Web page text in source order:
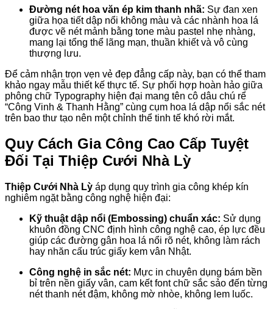
Đường nét hoa văn ép kim thanh nhã: Sự đan xen
giữa họa tiết dập nổi không màu và các nhành hoa lá
được vẽ nét mảnh bằng tone màu pastel nhẹ nhàng,
mang lại tổng thể lãng mạn, thuần khiết và vô cùng
thượng lưu.
Để cảm nhận trọn vẹn vẻ đẹp đẳng cấp này, bạn có thể tham
khảo ngay mẫu thiết kế thực tế. Sự phối hợp hoàn hảo giữa
phông chữ Typography hiện đại mang tên cô dâu chú rể
“Công Vinh & Thanh Hằng” cùng cụm hoa lá dập nổi sắc nét
trên bao thư tạo nên một chỉnh thể tinh tế khó rời mắt.
Quy Cách Gia Công Cao Cấp Tuyệt
Đối Tại Thiệp Cưới Nhà Lỳ
Thiệp Cưới Nhà Lỳ áp dụng quy trình gia công khép kín
nghiêm ngặt bằng công nghệ hiện đại:
Kỹ thuật dập nổi (Embossing) chuẩn xác: Sử dụng
khuôn đồng CNC định hình công nghệ cao, ép lực đều
giúp các đường gân hoa lá nổi rõ nét, không làm rách
hay nhăn cấu trúc giấy kem vân Nhật.
Công nghệ in sắc nét: Mực in chuyên dụng bám bền
bỉ trên nền giấy vân, cam kết font chữ sắc sảo đến từng
nét thanh nét đậm, không mờ nhòe, không lem luốc.